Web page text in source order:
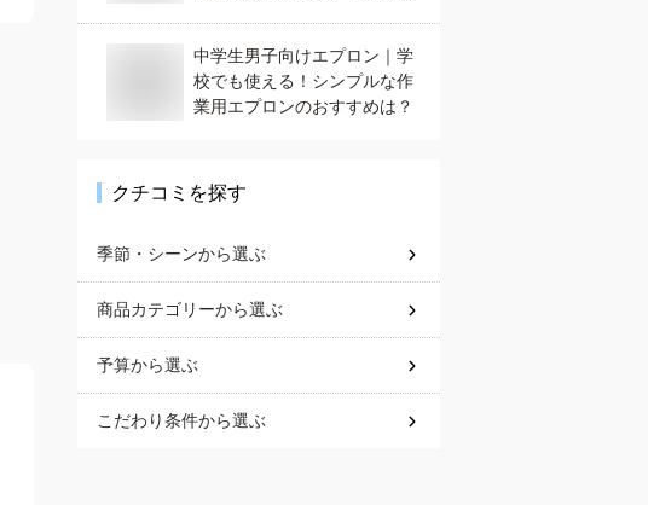
中学生男子向けエプロン｜学
校でも使える！シンプルな作
業用エプロンのおすすめは？
クチコミを探す
季節・シーンから選ぶ
商品カテゴリーから選ぶ
予算から選ぶ
こだわり条件から選ぶ